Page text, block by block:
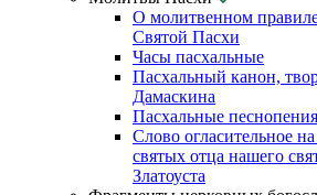
О молитвенном
Святой Пасхи
Часы пасхальные
Пасхальный канон,
Дамаскина
Пасхальные песнопения
Слово огласительное
святых отца нашего
Златоуста